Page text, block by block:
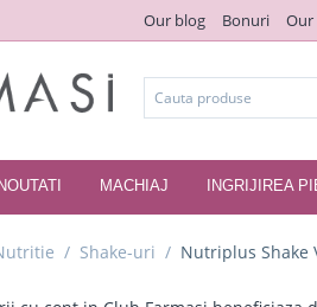
Our blog Bonuri Our
NOUTATI MACHIAJ INGRIJIREA
/ Shake-uri / Nutriplus Shake